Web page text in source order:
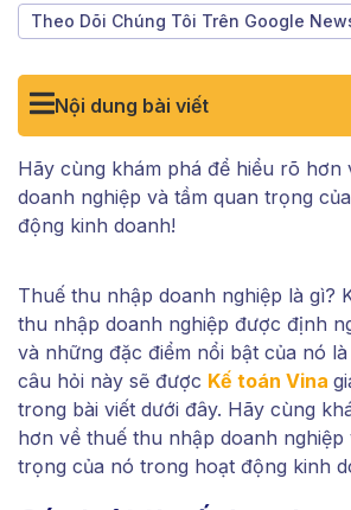
Theo Dõi Chúng Tôi Trên Google
Nội dung bài viết
Hãy cùng khám phá để hiểu rõ hơn
doanh nghiệp và tầm quan trọng
động kinh doanh!
Thuế thu nhập doanh nghiệp là gì?
thu nhập doanh nghiệp được định
và những đặc điểm nổi bật của nó
câu hỏi này sẽ được Kế toán Vina
trong bài viết dưới đây. Hãy cùng
hơn về thuế thu nhập doanh nghiệp
trọng của nó trong hoạt động kinh